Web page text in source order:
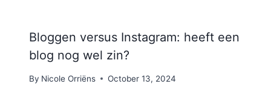
Bloggen versus Instagram: heeft een
blog nog wel zin?
By Nicole Orriëns October 13, 2024